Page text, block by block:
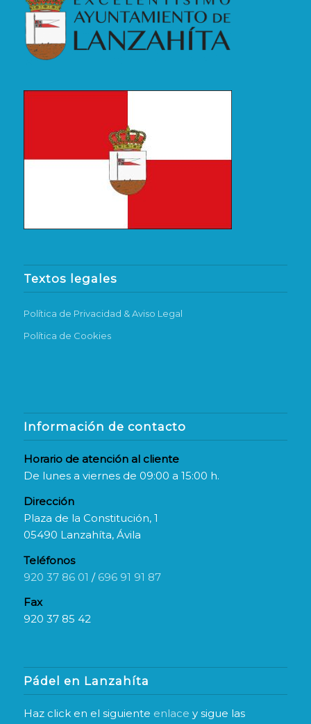
Textos legales
Política de Privacidad & Aviso Legal
Política de Cookies
Información de contacto
Horario de atención al cliente
De lunes a viernes de 09:00 a 15:00 h.
Dirección
Plaza de la Constitución, 1
05490 Lanzahíta, Ávila
Teléfonos
920 37 86 01 / 696 91 91 87
Fax
920 37 85 42
Pádel en Lanzahíta
Haz click en el siguiente enlace y sigue las